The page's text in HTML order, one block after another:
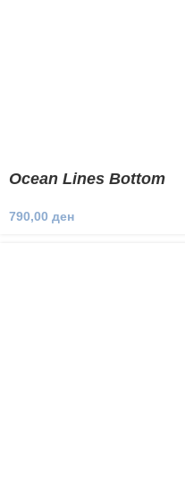
Ocean Lines Bottom
790,00 ден